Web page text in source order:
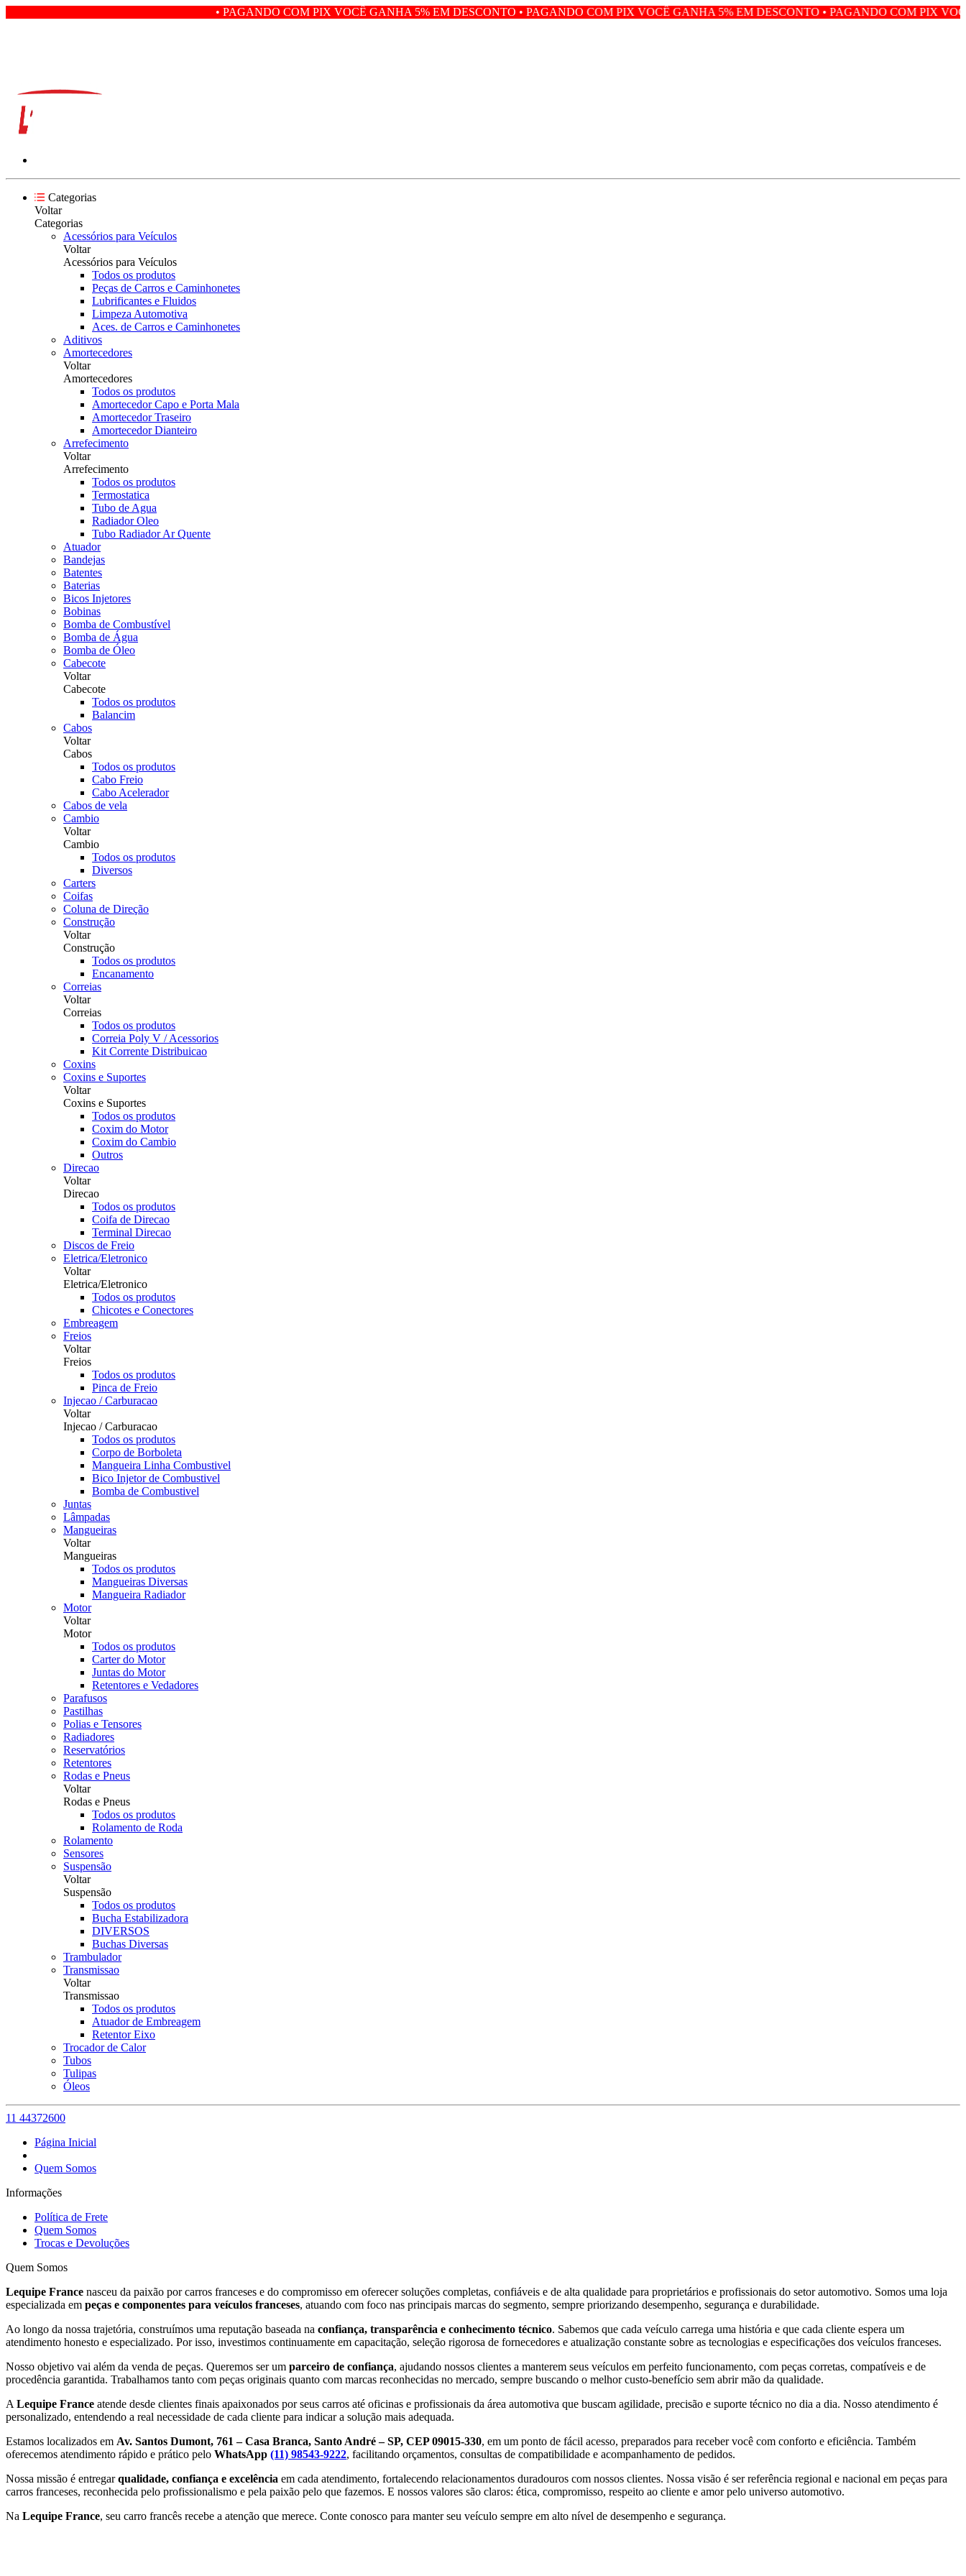
• PAGANDO COM PIX VOCÊ GANHA 5% EM DESCONTO • PAGANDO COM PIX VOCÊ GANHA 5% EM DESCONTO • PAGANDO COM PIX VOCÊ GANHA 5% EM
Categorias
Voltar
Categorias
Acessórios para Veículos
Voltar
Acessórios para Veículos
Todos os produtos
Peças de Carros e Caminhonetes
Lubrificantes e Fluidos
Limpeza Automotiva
Aces. de Carros e Caminhonetes
Aditivos
Amortecedores
Voltar
Amortecedores
Todos os produtos
Amortecedor Capo e Porta Mala
Amortecedor Traseiro
Amortecedor Dianteiro
Arrefecimento
Voltar
Arrefecimento
Todos os produtos
Termostatica
Tubo de Agua
Radiador Oleo
Tubo Radiador Ar Quente
Atuador
Bandejas
Batentes
Baterias
Bicos Injetores
Bobinas
Bomba de Combustível
Bomba de Água
Bomba de Óleo
Cabecote
Voltar
Cabecote
Todos os produtos
Balancim
Cabos
Voltar
Cabos
Todos os produtos
Cabo Freio
Cabo Acelerador
Cabos de vela
Cambio
Voltar
Cambio
Todos os produtos
Diversos
Carters
Coifas
Coluna de Direção
Construção
Voltar
Construção
Todos os produtos
Encanamento
Correias
Voltar
Correias
Todos os produtos
Correia Poly V / Acessorios
Kit Corrente Distribuicao
Coxins
Coxins e Suportes
Voltar
Coxins e Suportes
Todos os produtos
Coxim do Motor
Coxim do Cambio
Outros
Direcao
Voltar
Direcao
Todos os produtos
Coifa de Direcao
Terminal Direcao
Discos de Freio
Eletrica/Eletronico
Voltar
Eletrica/Eletronico
Todos os produtos
Chicotes e Conectores
Embreagem
Freios
Voltar
Freios
Todos os produtos
Pinca de Freio
Injecao / Carburacao
Voltar
Injecao / Carburacao
Todos os produtos
Corpo de Borboleta
Mangueira Linha Combustivel
Bico Injetor de Combustivel
Bomba de Combustivel
Juntas
Lâmpadas
Mangueiras
Voltar
Mangueiras
Todos os produtos
Mangueiras Diversas
Mangueira Radiador
Motor
Voltar
Motor
Todos os produtos
Carter do Motor
Juntas do Motor
Retentores e Vedadores
Parafusos
Pastilhas
Polias e Tensores
Radiadores
Reservatórios
Retentores
Rodas e Pneus
Voltar
Rodas e Pneus
Todos os produtos
Rolamento de Roda
Rolamento
Sensores
Suspensão
Voltar
Suspensão
Todos os produtos
Bucha Estabilizadora
DIVERSOS
Buchas Diversas
Trambulador
Transmissao
Voltar
Transmissao
Todos os produtos
Atuador de Embreagem
Retentor Eixo
Trocador de Calor
Tubos
Tulipas
Óleos
11 44372600
Página Inicial
Quem Somos
Informações
Política de Frete
Quem Somos
Trocas e Devoluções
Quem Somos
Lequipe France nasceu da paixão por carros franceses e do compromisso em oferecer soluções completas, confiáveis e de alta qualidade para proprietários e profissionais do setor automotivo. Somos uma loja
especializada em peças e componentes para veículos franceses, atuando com foco nas principais marcas do segmento, sempre priorizando desempenho, segurança e durabilidade.
Ao longo da nossa trajetória, construímos uma reputação baseada na confiança, transparência e conhecimento técnico. Sabemos que cada veículo carrega uma história e que cada cliente espera um
atendimento honesto e especializado. Por isso, investimos continuamente em capacitação, seleção rigorosa de fornecedores e atualização constante sobre as tecnologias e especificações dos veículos franceses.
Nosso objetivo vai além da venda de peças. Queremos ser um parceiro de confiança, ajudando nossos clientes a manterem seus veículos em perfeito funcionamento, com peças corretas, compatíveis e de
procedência garantida. Trabalhamos tanto com peças originais quanto com marcas reconhecidas no mercado, sempre buscando o melhor custo-benefício sem abrir mão da qualidade.
A Lequipe France atende desde clientes finais apaixonados por seus carros até oficinas e profissionais da área automotiva que buscam agilidade, precisão e suporte técnico no dia a dia. Nosso atendimento é
personalizado, entendendo a real necessidade de cada cliente para indicar a solução mais adequada.
Estamos localizados em Av. Santos Dumont, 761 – Casa Branca, Santo André – SP, CEP 09015-330, em um ponto de fácil acesso, preparados para receber você com conforto e eficiência. Também
oferecemos atendimento rápido e prático pelo WhatsApp (11) 98543-9222, facilitando orçamentos, consultas de compatibilidade e acompanhamento de pedidos.
Nossa missão é entregarqualidade, confiança e excelência em cada atendimento, fortalecendo relacionamentos duradouros com nossos clientes. Nossa visão é ser referência regional e nacional em peças para
carros franceses, reconhecida pelo profissionalismo e pela paixão pelo que fazemos. E nossos valores são claros: ética, compromisso, respeito ao cliente e amor pelo universo automotivo.
Na Lequipe France, seu carro francês recebe a atenção que merece. Conte conosco para manter seu veículo sempre em alto nível de desempenho e segurança.